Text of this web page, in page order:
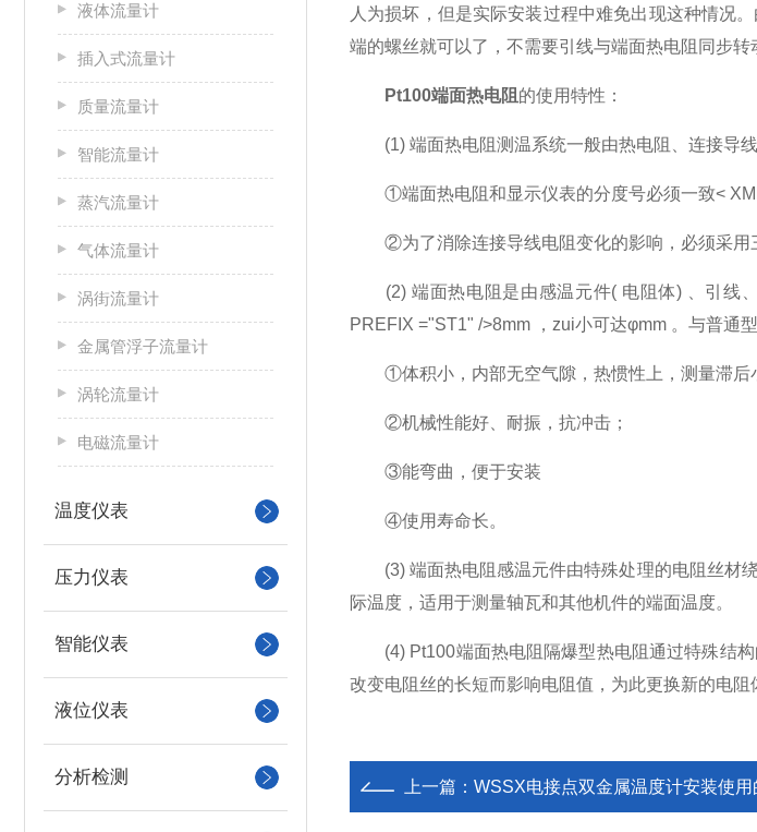
液体流量计
插入式流量计
质量流量计
智能流量计
蒸汽流量计
气体流量计
涡街流量计
金属管浮子流量计
涡轮流量计
电磁流量计
温度仪表
压力仪表
智能仪表
液位仪表
分析检测
人为损坏，但是实际安装过程中难免出现这种情况
端的螺丝就可以了，不需要引线与端面热电阻同步转
Pt100端面热电阻 的使用特性：
(1) 端面热电阻测温系统一般由热电阻、连接导线
①端面热电阻和显示仪表的分度号必须一致<
②为了消除连接导线电阻变化的影响，必须采用
(2) 端面热电阻是由感温元件( 电阻体) 、引线、
PREFIX ="ST1" />8mm ，zui小可达φmm 。与普通
①体积小，内部无空气隙，热惯性上，测量滞后
②机械性能好、耐振，抗冲击；
③能弯曲，便于安装
④使用寿命长。
(3) 端面热电阻感温元件由特殊处理的电阻丝材绕
际温度，适用于测量轴瓦和其他机件的端面温度。
(4) Pt100端面热电阻隔爆型热电阻通过特殊结构
改变电阻丝的长短而影响电阻值，为此更换新的电
上一篇： WSSX电接点双金属温度计安装使用